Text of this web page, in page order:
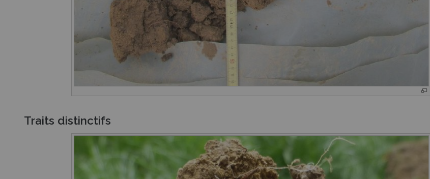
Traits distinctifs